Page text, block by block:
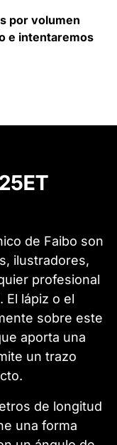
por volumen
e intentaremos
de Faibo son
ilustradores,
profesional
El lápiz o el
sobre este
aporta una
un trazo
de longitud
una forma